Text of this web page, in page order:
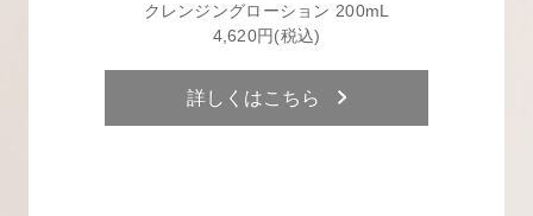
クレンジングローション 200mL
4,620円(税込)
詳しくはこちら